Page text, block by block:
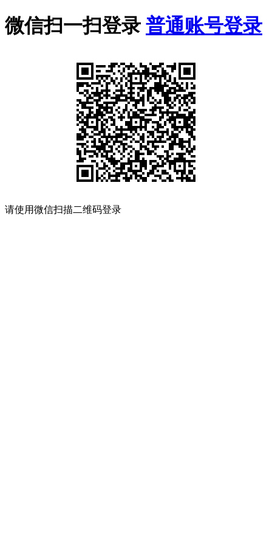
微信扫一扫登录 普通账号登录
请使用微信扫描二维码登录